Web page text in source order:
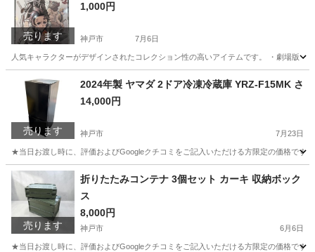
売ります
1,000円
神戸市 7月6日
人気キャラクターがデザインされたコレクション性の高いアイテムです。 ・劇場版
兵庫 神戸市 その他
売ります
2024年製 ヤマダ 2ドア冷凍冷蔵庫 YRZ-F15MK さ
14,000円
神戸市 7月23日
★当日お渡し時に、評価およびGoogleクチコミをご記入いただける方限定の価格です
兵庫 神戸市 キッチン家電
売ります
折りたたみコンテナ 3個セット カーキ 収納ボック
ス
8,000円
神戸市 6月6日
★当日お渡し時に、評価およびGoogleクチコミをご記入いただける方限定の価格です